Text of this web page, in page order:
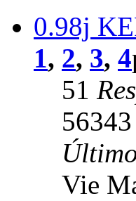
0.98j
1, 2, 3, 4
51
56343
Vie